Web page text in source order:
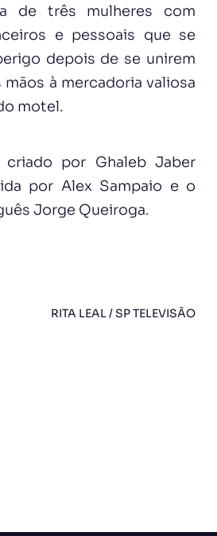
de três mulheres com
e pessoais que se
depois de se unirem
mãos à mercadoria valiosa
motel.
por Ghaleb Jaber
por Alex Sampaio e o
Jorge Queiroga.
RITA LEAL / SP TELEVISÃO